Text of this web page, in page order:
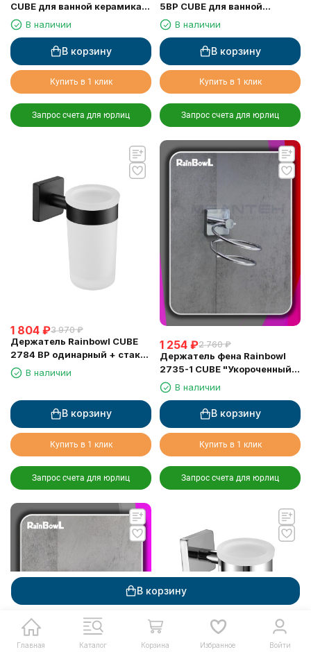
В корзину
CUBE для ванной керамика
настенный хром
В наличии
В корзину
Купить в 1 клик
Запрос счета для юрлиц
5BP CUBE для ванной
керамика настенный черный
матовый
В наличии
В корзину
Купить в 1 клик
Запрос счета для юрлиц
1 804 ₽3 970 ₽
Держатель Rainbowl CUBE
2784 BP одинарный + стакан
черный матовый
В наличии
В корзину
Купить в 1 клик
Запрос счета для юрлиц
1 254 ₽2 760 ₽
Держатель фена Rainbowl
2735-1 CUBE "Укороченный"
для ванной настенный хром
В наличии
В корзину
Купить в 1 клик
Запрос счета для юрлиц
Главная Каталог Корзина Избранное Войти